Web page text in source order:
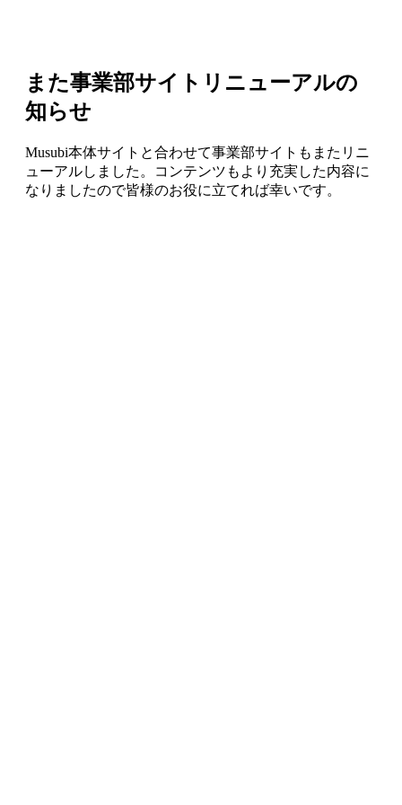
また事業部サイトリニューアルの
知らせ
Musubi本体サイトと合わせて事業部サイトもまたリニ
ューアルしました。コンテンツもより充実した内容に
なりましたので皆様のお役に立てれば幸いです。